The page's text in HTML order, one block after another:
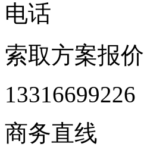
电话
索取方案报价
13316699226
商务直线